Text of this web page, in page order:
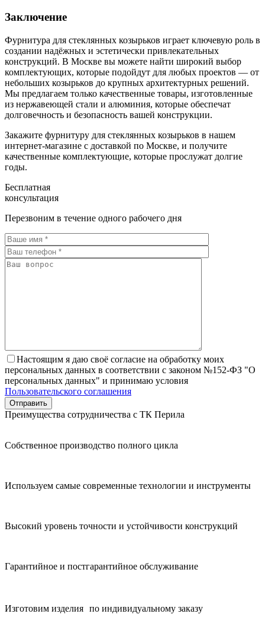
Заключение
Фурнитура для стеклянных козырьков играет ключевую роль в
создании надёжных и эстетически привлекательных
конструкций. В Москве вы можете найти широкий выбор
комплектующих, которые подойдут для любых проектов — от
небольших козырьков до крупных архитектурных решений.
Мы предлагаем только качественные товары, изготовленные
из нержавеющей стали и алюминия, которые обеспечат
долговечность и безопасность вашей конструкции.
Закажите фурнитуру для стеклянных козырьков в нашем
интернет-магазине с доставкой по Москве, и получите
качественные комплектующие, которые прослужат долгие
годы.
Бесплатная
консультация
Перезвоним в течение одного рабочего дня
Настоящим я даю своё согласие на обработку моих
персональных данных в соответствии с законом №152-ФЗ "О
персональных данных" и принимаю условия
Пользовательского соглашения
Преимущества сотрудничества с ТК Перила
Собственное производство полного цикла
Используем самые современные технологии и инструменты
Высокий уровень точности и устойчивости конструкций
Гарантийное и постгарантийное обслуживание
Изготовим изделия по индивидуальному заказу